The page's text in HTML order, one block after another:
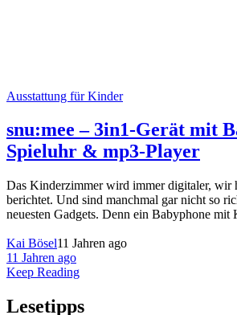
Ausstattung für Kinder
snu:mee – 3in1-Gerät mit
Spieluhr & mp3-Player
Das Kinderzimmer wird immer digitaler, wir
berichtet. Und sind manchmal gar nicht so
neuesten Gadgets. Denn ein Babyphone mit
Kai Bösel11 Jahren ago
11 Jahren ago
Keep Reading
Lesetipps